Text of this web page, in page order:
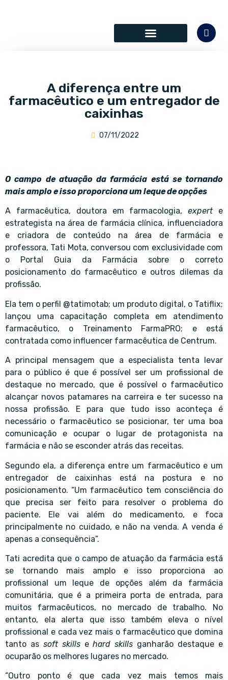
A diferença entre um
farmacêutico e um entregador de
caixinhas
07/11/2022
O campo de atuação da farmácia está se tornando
mais amplo e isso proporciona um leque de opções
A farmacêutica, doutora em farmacologia,expert e
estrategista na área de farmácia clínica, influenciadora
e criadora de conteúdo na área de farmácia e
professora, Tati Mota, conversou com exclusividade com
o Portal Guia da Farmácia sobre o correto
posicionamento do farmacêutico e outros dilemas da
profissão.
Ela tem o perfil @tatimotab; um produto digital, o Tatiflix;
lançou uma capacitação completa em atendimento
farmacêutico, o Treinamento FarmaPRO; e está
contratada como influencer farmacêutica de Centrum.
A principal mensagem que a especialista tenta levar
para o público é que é possível ser um profissional de
destaque no mercado, que é possível o farmacêutico
alcançar novos patamares na carreira e ter sucesso na
nossa profissão. E para que tudo isso aconteça é
necessário o farmacêutico se posicionar, ter uma boa
comunicação e ocupar o lugar de protagonista na
farmácia e não se esconder atrás das receitas.
Segundo ela, a diferença entre um farmacêutico e um
entregador de caixinhas está na postura e no
posicionamento. “Um farmacêutico tem consciência do
que precisa ser feito para resolver o problema do
paciente. Ele vai além do medicamento, e foca
principalmente no cuidado, e não na venda. A venda é
apenas a consequência”.
Tati acredita que o campo de atuação da farmácia está
se tornando mais amplo e isso proporciona ao
profissional um leque de opções além da farmácia
comunitária, que é a primeira porta de entrada, para
muitos farmacêuticos, no mercado de trabalho. No
entanto, ela alerta que isso também eleva o nível
profissional e cada vez mais o farmacêutico que domina
tanto as soft skillsehard skills ganharão destaque e
ocuparão os melhores lugares no mercado.
“Outro ponto é que cada vez mais temos mais